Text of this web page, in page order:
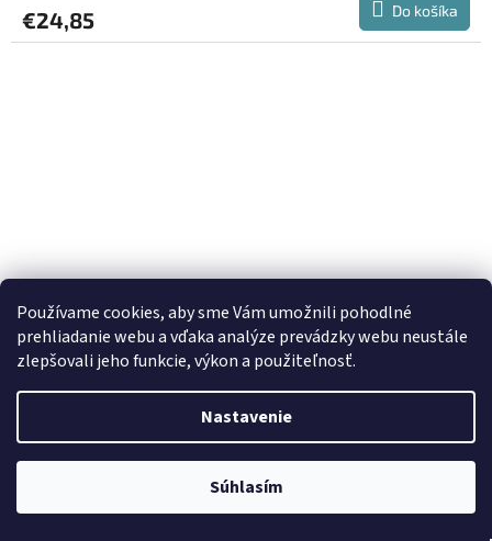
Používame cookies, aby sme Vám umožnili pohodlné
prehliadanie webu a vďaka analýze prevádzky webu neustále
zlepšovali jeho funkcie, výkon a použiteľnosť.
Nastavenie
Súhlasím
€24,85 Do košíka
USB C-C 2.0 zásuvka, Bez popisného štítku
Centrálny sklad - Minimálna objednávka 250€